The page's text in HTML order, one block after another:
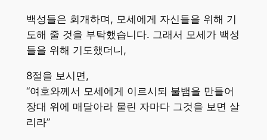
백성들은 회개하며, 모세에게 자신들을 위해 기
도해 줄 것을 부탁했습니다. 그래서 모세가 백성
들을 위해 기도했더니,
8절을 보시면,
“여호와께서 모세에게 이르시되 불뱀을 만들어
장대 위에 매달아라 물린 자마다 그것을 보면 살
리라”